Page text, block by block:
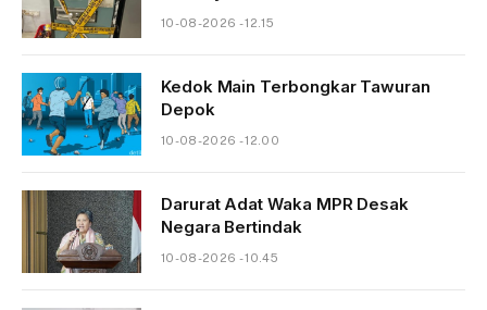
10-08-2026 - 12.15
Kedok Main Terbongkar Tawuran
Depok
10-08-2026 - 12.00
Darurat Adat Waka MPR Desak
Negara Bertindak
10-08-2026 - 10.45